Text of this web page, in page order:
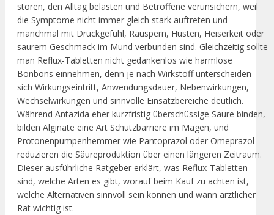
stören, den Alltag belasten und Betroffene verunsichern, weil
die Symptome nicht immer gleich stark auftreten und
manchmal mit Druckgefühl, Räuspern, Husten, Heiserkeit oder
saurem Geschmack im Mund verbunden sind. Gleichzeitig sollte
man Reflux-Tabletten nicht gedankenlos wie harmlose
Bonbons einnehmen, denn je nach Wirkstoff unterscheiden
sich Wirkungseintritt, Anwendungsdauer, Nebenwirkungen,
Wechselwirkungen und sinnvolle Einsatzbereiche deutlich.
Während Antazida eher kurzfristig überschüssige Säure binden,
bilden Alginate eine Art Schutzbarriere im Magen, und
Protonenpumpenhemmer wie Pantoprazol oder Omeprazol
reduzieren die Säureproduktion über einen längeren Zeitraum.
Dieser ausführliche Ratgeber erklärt, was Reflux-Tabletten
sind, welche Arten es gibt, worauf beim Kauf zu achten ist,
welche Alternativen sinnvoll sein können und wann ärztlicher
Rat wichtig ist.